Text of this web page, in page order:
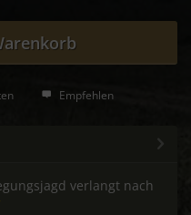
Empfehlen
verlangt nach